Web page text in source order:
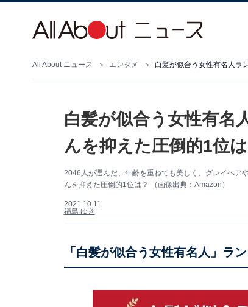
All About ニュース エンタメ 白髪が似合う女性有名人ラ
白髪が似合う女性有名
んを抑えた圧倒的1位は
2046人が選んだ、年齢を重ねても美しく、グレイヘア
んを抑えた圧倒的1位は？ （画像出典：Amazon）
2021.10.11
福島 ゆき
「白髪が似合う女性有名人」ラ